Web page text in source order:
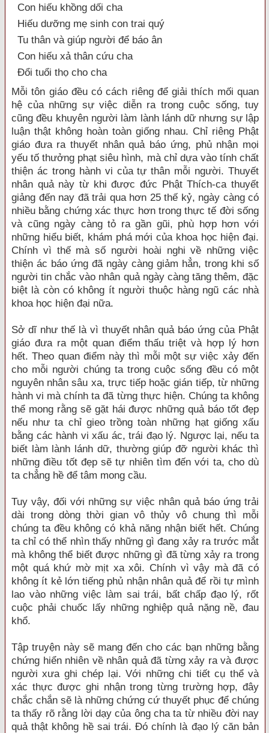
Con hiếu khồng dối cha
Hiếu dưỡng mẹ sinh con trai quý
Tu thân và giúp người để báo ân
Con hiếu xả thân cứu cha
Đổi tuổi thọ cho cha
Mỗi tôn giáo đều có cách riêng để giải thích mối quan
hệ của những sự việc diễn ra trong cuộc sống, tuy
cũng đều khuyên người làm lành lánh dữ nhưng sự lập
luận thật không hoàn toàn giống nhau. Chỉ riêng Phật
giáo đưa ra thuyết nhân quả báo ứng, phủ nhận mọi
yếu tố thưởng phạt siêu hình, mà chỉ dựa vào tính chất
thiện ác trong hành vi của tự thân mỗi người. Thuyết
nhân quả này từ khi được đức Phật Thích-ca thuyết
giảng đến nay đã trải qua hơn 25 thế kỷ, ngày càng có
nhiều bằng chứng xác thực hơn trong thực tế đời sống
và cũng ngày càng tỏ ra gần gũi, phù hợp hơn với
những hiểu biết, khám phá mới của khoa học hiện đại.
Chính vì thế mà số người hoài nghi về những việc
thiện ác báo ứng đã ngày càng giảm hẳn, trong khi số
người tin chắc vào nhân quả ngày càng tăng thêm, đặc
biệt là còn có không ít người thuộc hàng ngũ các nhà
khoa học hiện đại nữa.
Sở dĩ như thế là vì thuyết nhân quả báo ứng của Phật
giáo đưa ra một quan điểm thấu triệt và hợp lý hơn
hết. Theo quan điểm này thì mỗi một sự việc xảy đến
cho mỗi người chúng ta trong cuộc sống đều có một
nguyên nhân sâu xa, trực tiếp hoặc gián tiếp, từ những
hành vi mà chính ta đã từng thực hiện. Chúng ta không
thể mong rằng sẽ gặt hái được những quả báo tốt đẹp
nếu như ta chỉ gieo trồng toàn những hạt giống xấu
bằng các hành vi xấu ác, trái đạo lý. Ngược lại, nếu ta
biết làm lành lánh dữ, thường giúp đỡ người khác thì
những điều tốt đẹp sẽ tự nhiên tìm đến với ta, cho dù
ta chẳng hề để tâm mong cầu.
Tuy vậy, đối với những sự việc nhân quả báo ứng trải
dài trong dòng thời gian vô thủy vô chung thì mỗi
chúng ta đều không có khả năng nhận biết hết. Chúng
ta chỉ có thể nhìn thấy những gì đang xảy ra trước mắt
mà không thể biết được những gì đã từng xảy ra trong
một quá khứ mờ mịt xa xôi. Chính vì vậy mà đã có
không ít kẻ lớn tiếng phủ nhận nhân quả để rồi tự mình
lao vào những việc làm sai trái, bất chấp đạo lý, rốt
cuộc phải chuốc lấy những nghiệp quả nặng nề, đau
khổ.
Tập truyện này sẽ mang đến cho các bạn những bằng
chứng hiển nhiên về nhân quả đã từng xảy ra và được
người xưa ghi chép lại. Với những chi tiết cụ thể và
xác thực được ghi nhận trong từng trường hợp, đây
chắc chắn sẽ là những chứng cứ thuyết phục để chúng
ta thấy rõ rằng lời dạy của ông cha ta từ nhiều đời nay
quả thật không hề sai trái. Đó chính là đạo lý căn bản